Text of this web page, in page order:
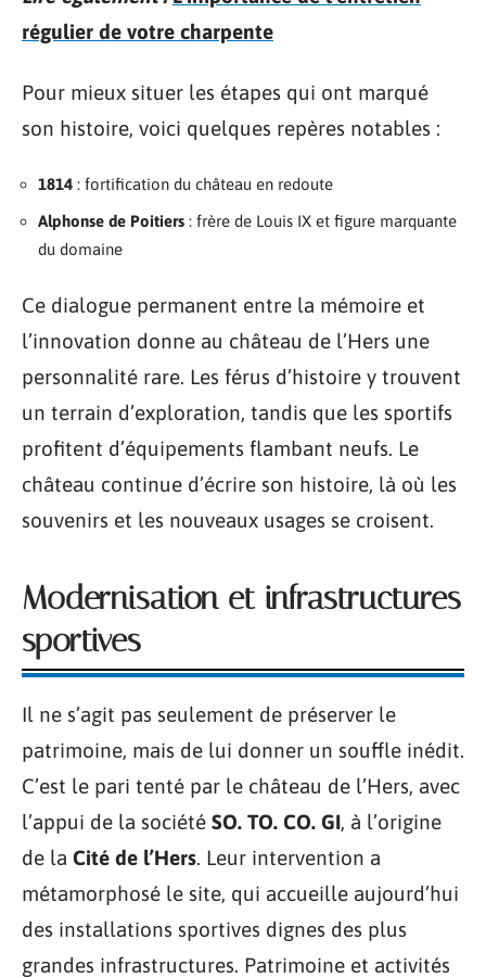
régulier de votre charpente
Pour mieux situer les étapes qui ont marqué
son histoire, voici quelques repères notables :
1814 : fortification du château en redoute
Alphonse de Poitiers : frère de Louis IX et figure marquante
du domaine
Ce dialogue permanent entre la mémoire et
l’innovation donne au château de l’Hers une
personnalité rare. Les férus d’histoire y trouvent
un terrain d’exploration, tandis que les sportifs
profitent d’équipements flambant neufs. Le
château continue d’écrire son histoire, là où les
souvenirs et les nouveaux usages se croisent.
Modernisation et infrastructures
sportives
Il ne s’agit pas seulement de préserver le
patrimoine, mais de lui donner un souffle inédit.
C’est le pari tenté par le château de l’Hers, avec
l’appui de la société SO. TO. CO. GI, à l’origine
de la Cité de l’Hers. Leur intervention a
métamorphosé le site, qui accueille aujourd’hui
des installations sportives dignes des plus
grandes infrastructures. Patrimoine et activités